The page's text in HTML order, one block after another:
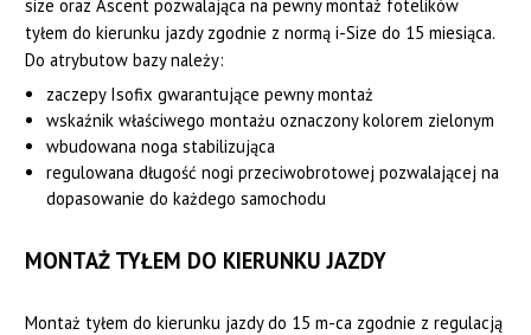
size oraz Ascent pozwalająca na pewny montaż fotelików
tyłem do kierunku jazdy zgodnie z normą i-Size do 15 miesiąca.
Do atrybutow bazy należy:
zaczepy Isofix gwarantujące pewny montaż
wskaźnik właściwego montażu oznaczony kolorem zielonym
wbudowana noga stabilizująca
regulowana długość nogi przeciwobrotowej pozwalającej na
dopasowanie do każdego samochodu
MONTAŻ TYŁEM DO KIERUNKU JAZDY
Montaż tyłem do kierunku jazdy do 15 m-ca zgodnie z regulacją